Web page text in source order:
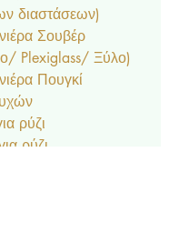
διαστάσεων)
Σουβέρ
Plexiglass/ Ξύλο)
Πουγκί
ρύζι
ρύζι